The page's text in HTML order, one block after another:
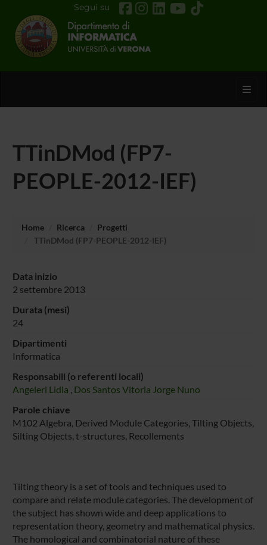
Segui su
TTinDMod (FP7-
PEOPLE-2012-IEF)
Home Ricerca
Progetti
TTinDMod (FP7-PEOPLE-2012-IEF)
Data inizio
2 settembre 2013
Durata (mesi)
24
Dipartimenti
Informatica
Responsabili (o referenti locali)
Angeleri Lidia , Dos Santos Vitoria Jorge Nuno
Parole chiave
M102 Algebra, Derived Module Categories, Tilting Objects,
Silting Objects, t-structures, Recollements
Tilting theory is a set of tools and techniques used to
compare and relate module categories. The development of
the subject has shown wide and deep applications to
representation theory, geometry and mathematical physics.
The homological and combinatorial nature of these